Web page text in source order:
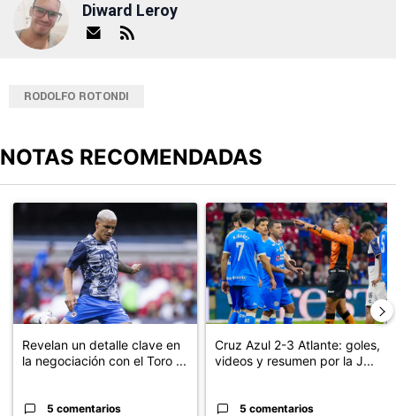
Diward Leroy
RODOLFO ROTONDI
NOTAS RECOMENDADAS
Un artículo de tendencia con el título "Revelan un detalle clave
Revelan un detalle clave en
la negociación con el Toro ...
5 comentarios
Un artículo de tendencia con el
Cruz Azul 2-3 Atlante: goles,
videos y resumen por la J...
5 comentarios